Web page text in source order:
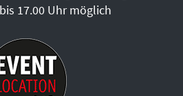
17.00 Uhr möglich